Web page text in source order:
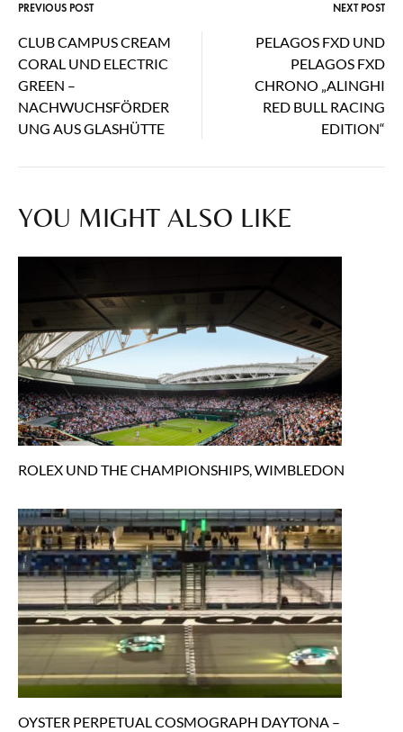
Post
navigation
PREVIOUS POST NEXT POST
CLUB CAMPUS CREAM
CORAL UND ELECTRIC
GREEN –
NACHWUCHSFÖRDER
UNG AUS GLASHÜTTE
PELAGOS FXD UND
PELAGOS FXD
CHRONO „ALINGHI
RED BULL RACING
EDITION“
YOU MIGHT ALSO LIKE
ROLEX UND THE CHAMPIONSHIPS, WIMBLEDON
OYSTER PERPETUAL COSMOGRAPH DAYTONA –